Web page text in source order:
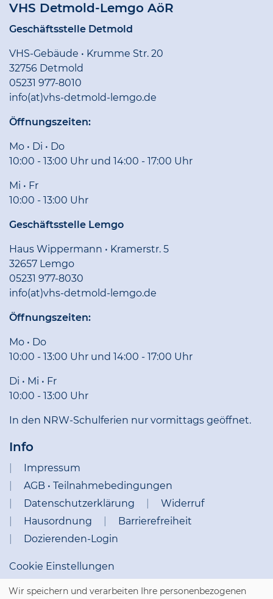
VHS Detmold-Lemgo AöR
Geschäftsstelle Detmold
VHS-Gebäude • Krumme Str. 20
32756 Detmold
05231 977-8010
info(at)vhs-detmold-lemgo.de
Öffnungszeiten:
Mo • Di • Do
10:00 - 13:00 Uhr und 14:00 - 17:00 Uhr
Mi • Fr
10:00 - 13:00 Uhr
Geschäftsstelle Lemgo
Haus Wippermann • Kramerstr. 5
32657 Lemgo
05231 977-8030
info(at)vhs-detmold-lemgo.de
Öffnungszeiten:
Mo • Do
10:00 - 13:00 Uhr und 14:00 - 17:00 Uhr
Di • Mi • Fr
10:00 - 13:00 Uhr
In den NRW-Schulferien nur vormittags geöffnet.
Info
Impressum
AGB • Teilnahmebedingungen
Datenschutzerklärung
Widerruf
Hausordnung
Barrierefreiheit
Dozierenden-Login
Cookie Einstellungen
Wir speichern und verarbeiten Ihre personenbezogenen